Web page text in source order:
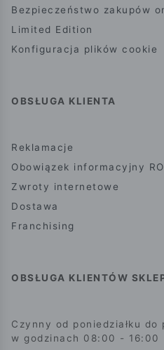
Bezpieczeństwo zakupów
Limited Edition
Konfiguracja plików cookie
OBSŁUGA KLIENTA
Reklamacje
Obowiązek informacyjny
Zwroty internetowe
Dostawa
Franchising
OBSŁUGA KLIENTÓW
Czynny od poniedziałku do
w godzinach 08:00 - 16:00